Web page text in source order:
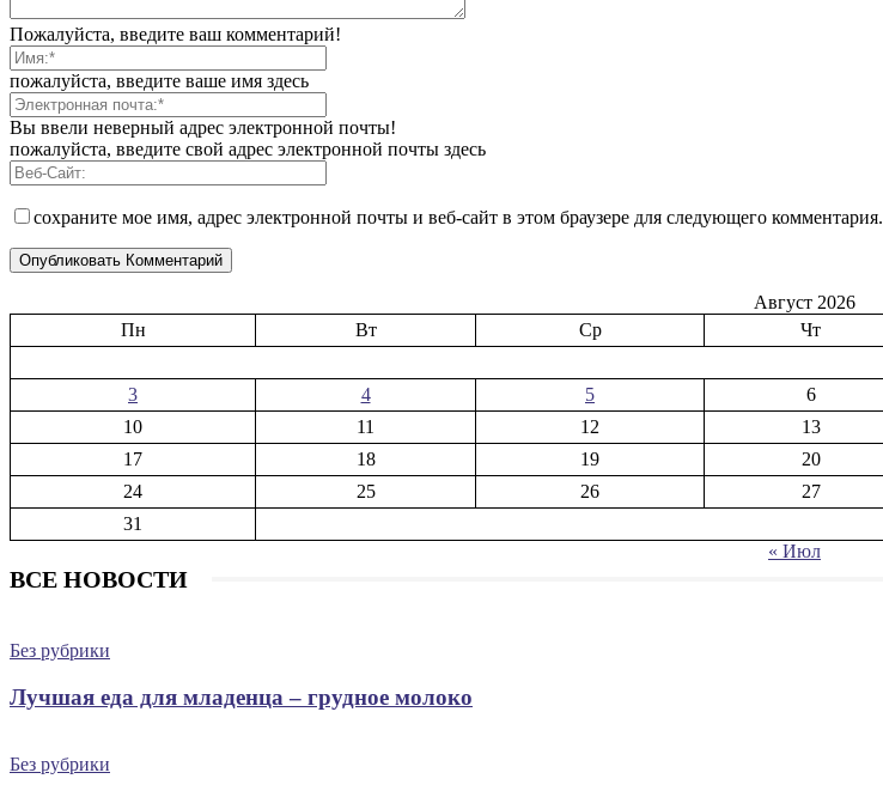
Пожалуйста, введите ваш комментарий!
пожалуйста, введите ваше имя здесь
Вы ввели неверный адрес электронной почты!
пожалуйста, введите свой адрес электронной почты здесь
сохраните мое имя, адрес электронной почты и веб-сайт в этом браузере для следующего комментария.
Август 2026
Пн
Вт Ср Чт
3
4 5 6
10
11 12 13
17
18 19 20
24
25 26 27
31
« Июл
ВСЕ НОВОСТИ
Без рубрики
Лучшая еда для младенца – грудное молоко
Без рубрики